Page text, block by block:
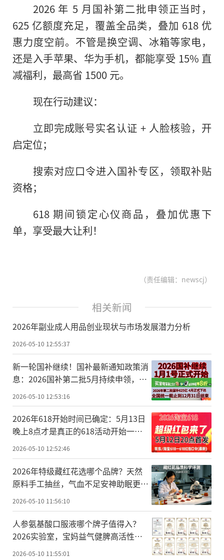
2026 年 5 月国补第二批申领正当时，
625 亿额度充足，覆盖全品类，叠加 618 优
惠力度空前。不管是换空调、冰箱等家电，
还是入手苹果、华为手机，都能享受 15% 直
减福利，最高省 1500 元。
现在行动建议：
立即完成账号实名认证 + 人脸核验，开
启定位；
搜索对应口令进入国补专区，领取补贴
资格；
618 期间锁定心仪商品，叠加优惠下
单，享受最大让利！
（责任编辑：newscj）
相关新闻
2026年副业成人用品创业现状与市场发展潜力分析
2026-05-10 12:55:37
新一轮国补继续！国补最新通知政策消
息：2026国补第二批5月持续申领，手
申领？618期间国补领取方法操作流程
来了
2026-05-10 12:53:16
2026年618开始时间已确定：5月13日
晚上8点才是真正的618活动开始一直
持续到6月21日结束 附活动时间表、红
包口令、满减规则一览
2026-05-10 12:52:46
2026年特级藏红花选哪个品牌？天然
原料手工抽丝，气血不足安神助眠更养
颜
2026-05-10 11:56:10
人参氨基酸口服液哪个牌子值得入？
2026实验室，宝妈益气健脾高活性配
方易吸收
2026-05-10 11:55:01